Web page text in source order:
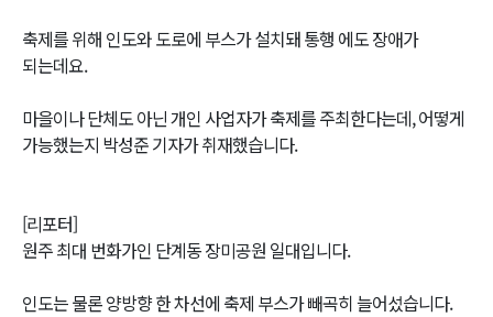
축제를 위해 인도와 도로에 부스가 설치돼 통행 에도 장애가
되는데요.
마을이나 단체도 아닌 개인 사업자가 축제를 주최한다는데, 어떻게
가능했는지 박성준 기자가 취재했습니다.
[리포터]
원주 최대 번화가인 단계동 장미공원 일대입니다.
인도는 물론 양방향 한 차선에 축제 부스가 빼곡히 늘어섰습니다.